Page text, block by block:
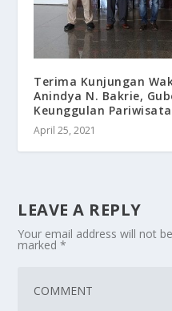
Terima Kunjungan
Anindya N. Bakrie,
Keunggulan
April 25, 2021
LEAVE A REPLY
Your email address will not
marked*